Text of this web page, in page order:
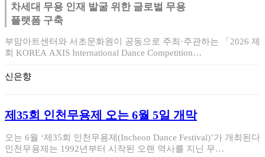
차세대 무용 인재 발굴 위한 글로벌 무용
플랫폼 구축
부암아트센터와 서초문화원이 공동으로 주최·주관하는 「2026 제1
회 KOREA AXIS International Dance Competition…
신은향
제35회 인천무용제 오는 6월 5일 개막
오는 6월 ‘제35회 인천무용제(Incheon Dance Festival)’가 개최된다.
인천무용제는 1992년부터 시작된 오랜 역사를 지닌 무…